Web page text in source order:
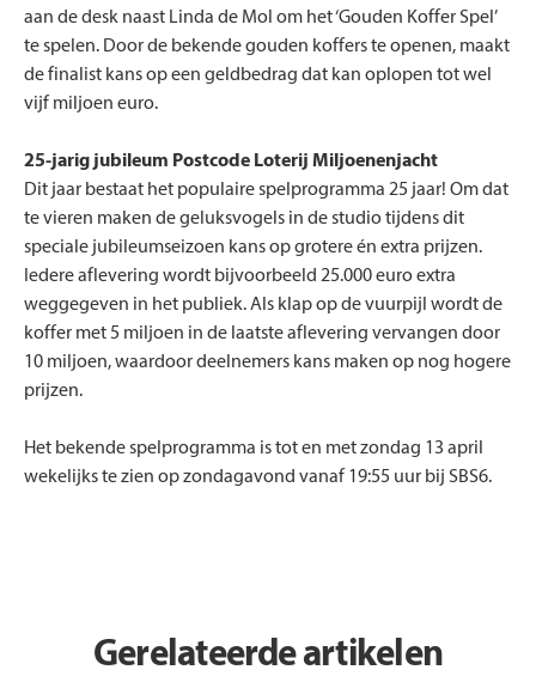
aan de desk naast Linda de Mol om het ‘Gouden Koffer Spel’
te spelen. Door de bekende gouden koffers te openen, maakt
de finalist kans op een geldbedrag dat kan oplopen tot wel
vijf miljoen euro.
25-jarig jubileum Postcode Loterij Miljoenenjacht
Dit jaar bestaat het populaire spelprogramma 25 jaar! Om dat
te vieren maken de geluksvogels in de studio tijdens dit
speciale jubileumseizoen kans op grotere én extra prijzen.
Iedere aflevering wordt bijvoorbeeld 25.000 euro extra
weggegeven in het publiek. Als klap op de vuurpijl wordt de
koffer met 5 miljoen in de laatste aflevering vervangen door
10 miljoen, waardoor deelnemers kans maken op nog hogere
prijzen.
Het bekende spelprogramma is tot en met zondag 13 april
wekelijks te zien op zondagavond vanaf 19:55 uur bij SBS6.
Gerelateerde artikelen